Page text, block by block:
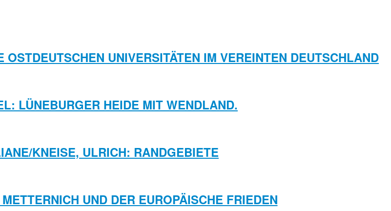
UNIVERSITÄTEN IM VEREINTEN DEUTSCHLAND
LÜNEBURGER HEIDE MIT WENDLAND.
KNEISE, ULRICH: RANDGEBIETE
UND DER EUROPÄISCHE FRIEDEN